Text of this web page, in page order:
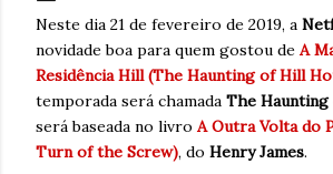
reaprender ganha um novo significado.
escrever, estava sentindo falta de
palavras. A verdade é qu...
Neste dia 21 de fevereiro de 2019, a
novidade boa para quem gostou de A
Residência Hill (The Haunting of Hill
temporada será chamada The
será baseada no livro A Outra Volta do
Turn of the Screw), do Henry James.